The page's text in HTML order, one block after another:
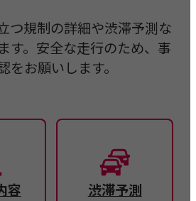
つ規制の詳細や渋滞予測な
す。安全な走行のため、事
をお願いします。
容 渋滞予測